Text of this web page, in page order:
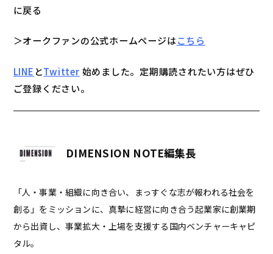
に戻る
＞オークファンの公式ホームページはこちら
LINE とTwitter 始めました。定期購読されたい方はぜひ
ご登録ください。
DIMENSION NOTE編集長
「人・事業・組織に向き合い、まっすぐな志が報われる社会を
創る」をミッションに、真摯に経営に向き合う起業家に創業期
から出資し、事業拡大・上場を支援する国内ベンチャーキャピ
タル。